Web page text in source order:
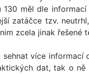
130 měl dle
zatáčce tzv.
zcela jinak řešené
sehnat více
dat, tak o ně